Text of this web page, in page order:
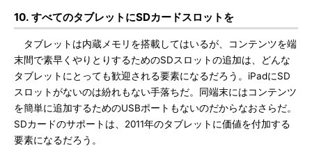
10. すべてのタブレットにSDカードスロットを
タブレットは内蔵メモリを搭載してはいるが、コンテンツを端
末間で素早くやりとりするためのSDスロットの追加は、どんな
タブレットにとっても歓迎される要素になるだろう。iPadにSD
スロットがないのは紛れもない手落ちだ。同端末にはコンテンツ
を簡単に追加するためのUSBポートもないのだからなおさらだ。
SDカードのサポートは、2011年のタブレットに価値を付加する
要素になるだろう。